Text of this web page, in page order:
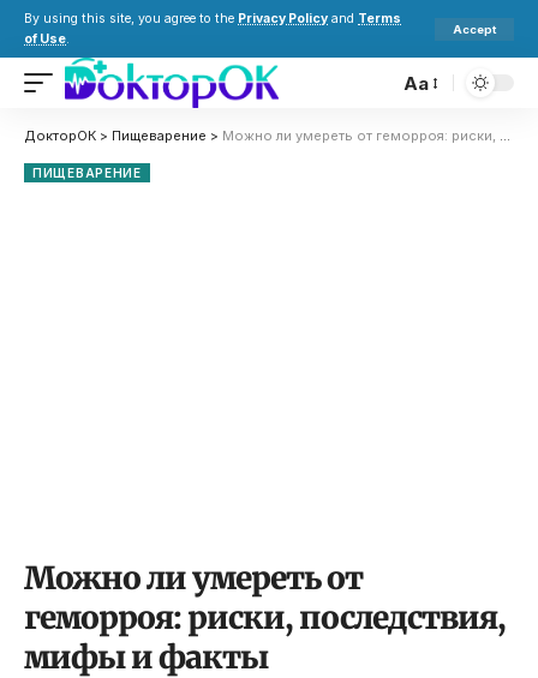
By using this site, you agree to the Privacy Policy and Terms
of Use.
Accept
Aa
ДокторОК > Пищеварение > Можно ли умереть от геморроя: риски, последствия, мифы и факты
ПИЩЕВАРЕНИЕ
Можно ли умереть от
геморроя: риски, последствия,
мифы и факты